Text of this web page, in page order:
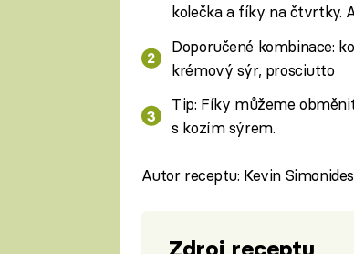
kolečka a fíky na čtvrtky.
Doporučené kombinace:
krémový sýr, prosciutto
Tip: Fíky můžeme
s kozím sýrem.
Autor receptu: Kevin Simonides